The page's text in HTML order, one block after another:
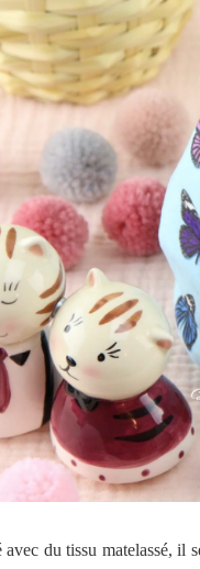
avec du tissu matelassé, il